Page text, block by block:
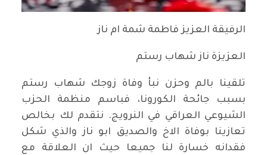
الرفيقة العزيز فاطمة شمة ام ناز
العزيزة ناز شهاب رستم
تلقينا بالم وحزن نبأ وفاة زوجك شهاب رستم
بسبب جائحة الكورونا، فباسم منظمة الحزب
الشيوعي العراقي في النرويج. نتقدم لك بخالص
تعازينا بوفاة الاخ والصديق ابو ناز والذي شكل
فقدانه خسارة لنا جميعا حيث ان العلاقة مع